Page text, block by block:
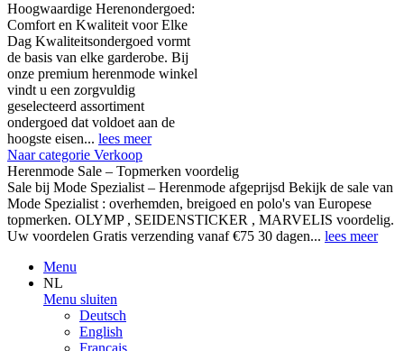
Hoogwaardige Herenondergoed:
Comfort en Kwaliteit voor Elke
Dag Kwaliteitsondergoed vormt
de basis van elke garderobe. Bij
onze premium herenmode winkel
vindt u een zorgvuldig
geselecteerd assortiment
ondergoed dat voldoet aan de
hoogste eisen... lees meer
Naar categorie Verkoop
Herenmode Sale – Topmerken voordelig
Sale bij Mode Spezialist – Herenmode afgeprijsd Bekijk de sale van
Mode Spezialist : overhemden, breigoed en polo's van Europese
topmerken. OLYMP , SEIDENSTICKER , MARVELIS voordelig.
Uw voordelen Gratis verzending vanaf €75 30 dagen... lees meer
Menu
NL
Menu sluiten
Deutsch
English
Français